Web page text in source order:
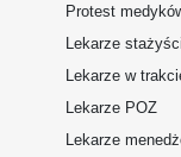
Protest
Lekarze stażyści
Lekarze w
Lekarze POZ
Lekarze